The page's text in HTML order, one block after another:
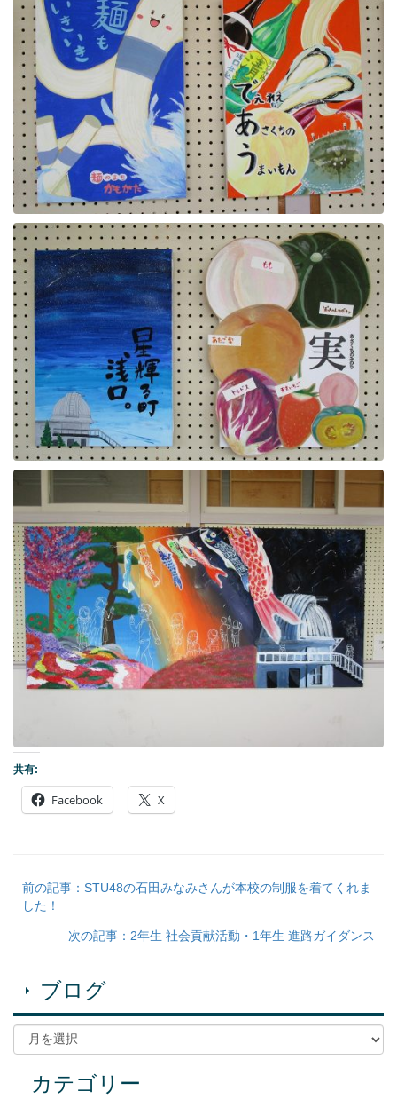
共有:
Facebook X
前の記事：STU48の石田みなみさんが本校の制服を着てくれま
した！
次の記事：2年生 社会貢献活動・1年生 進路ガイダンス
ブログ
カテゴリー